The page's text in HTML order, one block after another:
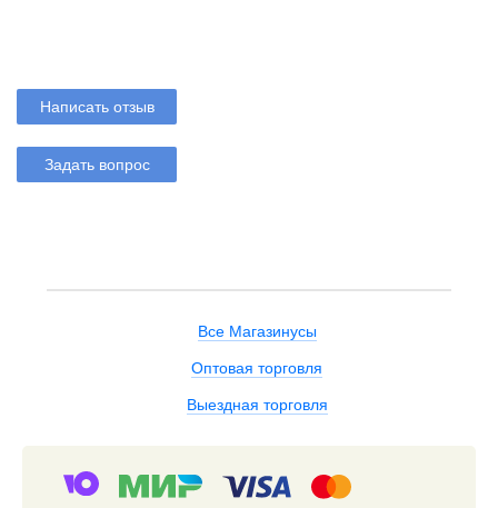
Написать отзыв
Задать вопрос
Все Магазинусы
Оптовая торговля
Выездная торговля